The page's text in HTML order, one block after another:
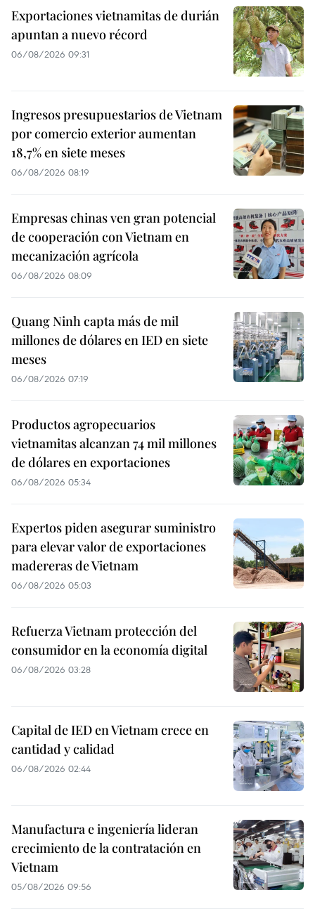
Exportaciones vietnamitas de durián
apuntan a nuevo récord
06/08/2026 09:31
Ingresos presupuestarios de Vietnam
por comercio exterior aumentan
18,7% en siete meses
06/08/2026 08:19
Empresas chinas ven gran potencial
de cooperación con Vietnam en
mecanización agrícola
06/08/2026 08:09
Quang Ninh capta más de mil
millones de dólares en IED en siete
meses
06/08/2026 07:19
Productos agropecuarios
vietnamitas alcanzan 74 mil millones
de dólares en exportaciones
06/08/2026 05:34
Expertos piden asegurar suministro
para elevar valor de exportaciones
madereras de Vietnam
06/08/2026 05:03
Refuerza Vietnam protección del
consumidor en la economía digital
06/08/2026 03:28
Capital de IED en Vietnam crece en
cantidad y calidad
06/08/2026 02:44
Manufactura e ingeniería lideran
crecimiento de la contratación en
Vietnam
05/08/2026 09:56